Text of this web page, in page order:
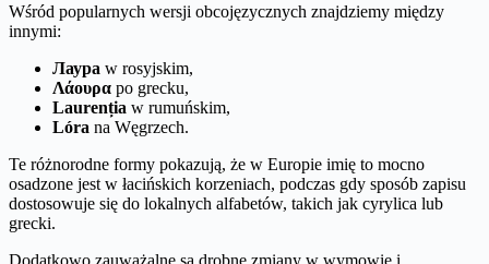
Wśród popularnych wersji obcojęzycznych znajdziemy między
innymi:
Лаура w rosyjskim,
Λάουρα po grecku,
Laurenția w rumuńskim,
Lóra na Węgrzech.
Te różnorodne formy pokazują, że w Europie imię to mocno
osadzone jest w łacińskich korzeniach, podczas gdy sposób zapisu
dostosowuje się do lokalnych alfabetów, takich jak cyrylica lub
grecki.
Dodatkowo zauważalne są drobne zmiany w wymowie i